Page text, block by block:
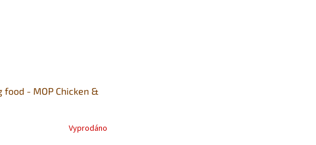
food - MOP Chicken &
Vyprodáno